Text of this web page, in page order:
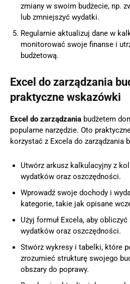
zmiany w swoim budżecie, np.
lub zmniejszyć wydatki.
Regularnie aktualizuj dane w
monitorować swoje finanse i
budżetową.
Excel do zarządzania
praktyczne wskazówki
Excel do zarządzania budżetem
popularne narzędzie. Oto
korzystać z Excela do zarządzania
Utwórz arkusz kalkulacyjny z
wydatków oraz oszczędności.
Wprowadź swoje dochody i
kategorie, takie jak opisane
Użyj formuł Excela, aby
wydatków oraz oszczędności.
Stwórz wykresy i tabelki, które
zrozumieć strukturę swojego
obszary do poprawy.